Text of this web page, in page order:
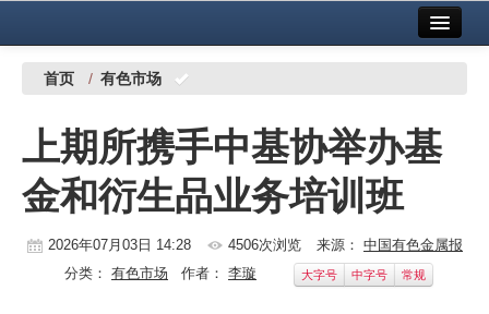
中国有色金属报社主办 广告服务
铜镍铅锌
铝
稀有稀土
首页 / 有色市场
上期所携手中基协举办基
金和衍生品业务培训班
2026年07月03日 14:28 4506次浏览 来源： 中国有色金属报
分类： 有色市场 作者： 李璇 大字号 中字号 常规